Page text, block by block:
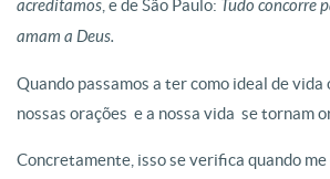
acreditamos , e de São Paulo: Tudo concorre
amam a Deus.
Quando passamos a ter como ideal de vida
nossas orações  e a nossa vida  se tornam
Concretamente, isso se verifica quando